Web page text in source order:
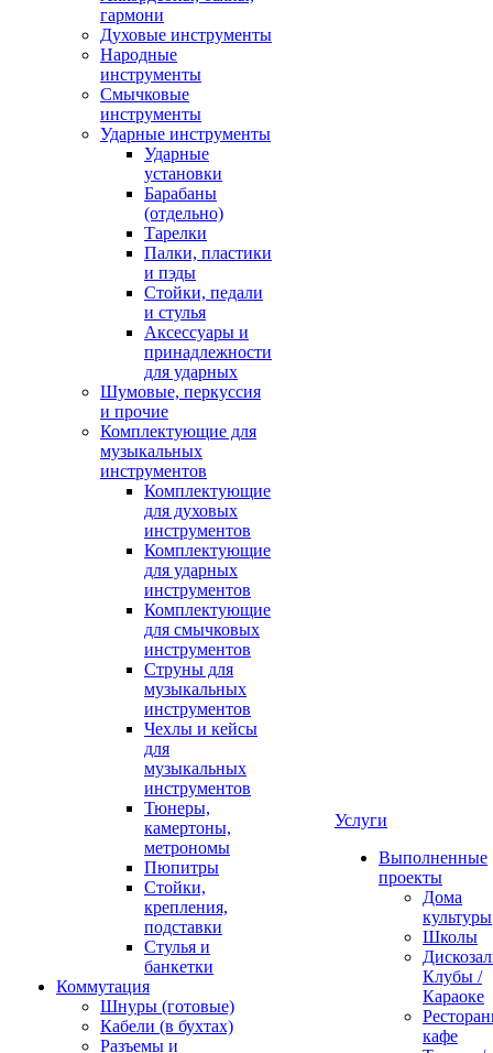
гармони
Духовые инструменты
Народные
инструменты
Смычковые
инструменты
Ударные инструменты
Ударные
установки
Барабаны
(отдельно)
Тарелки
Палки, пластики
и пэды
Стойки, педали
и стулья
Аксессуары и
принадлежности
для ударных
Шумовые, перкуссия
и прочие
Комплектующие для
музыкальных
инструментов
Комплектующие
для духовых
инструментов
Комплектующие
для ударных
инструментов
Комплектующие
для смычковых
инструментов
Струны для
музыкальных
инструментов
Чехлы и кейсы
для
музыкальных
инструментов
Тюнеры,
камертоны,
метрономы
Пюпитры
Стойки,
крепления,
подставки
Стулья и
банкетки
Коммутация
Шнуры (готовые)
Кабели (в бухтах)
Разъемы и
Услуги
Выполненные
проекты
Дома
культуры
Школы
Клубы /
Караоке
кафе